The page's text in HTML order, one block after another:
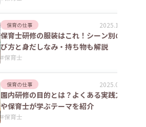
保育の仕事 2025.10.01
保育士研修の服装はこれ！シーン別の選
び方と身だしなみ・持ち物も解説
#保育士
保育の仕事 2025.09.30
園内研修の目的とは？よくある実践方法
や保育士が学ぶテーマを紹介
#保育士